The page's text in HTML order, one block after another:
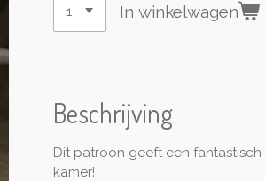
In winkelwagen
Beschrijving
Dit patroon geeft een
kamer!